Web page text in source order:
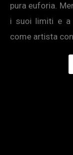
pura euforia.
i suoi limiti e a
come artista